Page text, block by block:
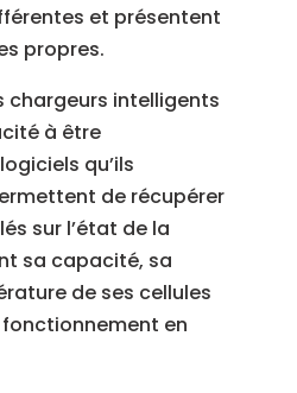
et présentent
propres.
chargeurs intelligents
à être
qu’ils
de récupérer
sur l’état de la
sa capacité, sa
de ses cellules
en